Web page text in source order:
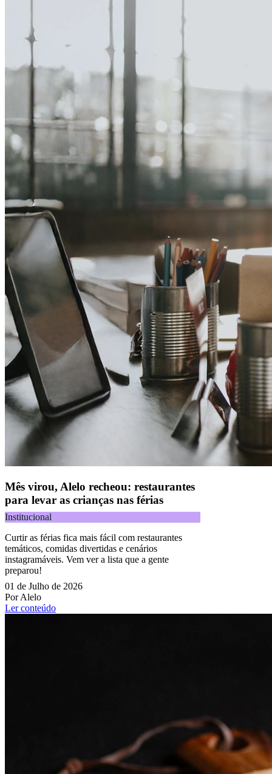
Mês virou, Alelo recheou: restaurantes
para levar as crianças nas férias
Institucional
Curtir as férias fica mais fácil com restaurantes
temáticos, comidas divertidas e cenários
instagramáveis. Vem ver a lista que a gente
preparou!
01 de Julho de 2026
Por Alelo
Ler conteúdo